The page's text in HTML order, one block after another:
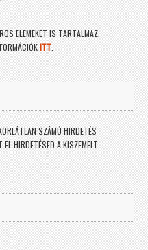
ELEMEKET IS TARTALMAZ.
ITT.
SZÁMÚ HIRDETÉS
HIRDETÉSED A KISZEMELT